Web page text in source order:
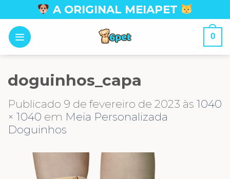
to
content
A ORIGINAL MEIAPET
0
doguinhos_capa
Publicado 9 de fevereiro de 2023 às 1040
× 1040 em Meia Personalizada
Doguinhos